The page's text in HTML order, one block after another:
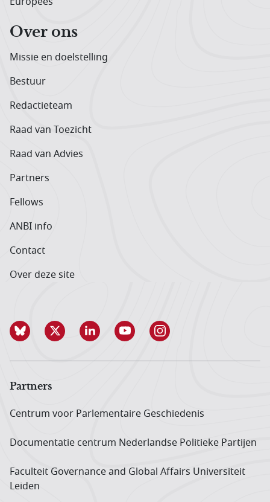
Over ons
Missie en doelstelling
Bestuur
Redactieteam
Raad van Toezicht
Raad van Advies
Partners
Fellows
ANBI info
Contact
Over deze site
Partners
Centrum voor Parlementaire Geschiedenis
Documentatie centrum Neder­landse Politieke Partijen
Faculteit Governance and Global Affairs Universiteit
Leiden